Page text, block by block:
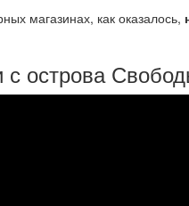
магазинах, как оказалось,
острова